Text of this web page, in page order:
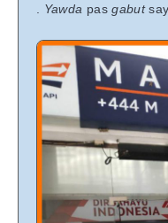
Yawda pasgabut